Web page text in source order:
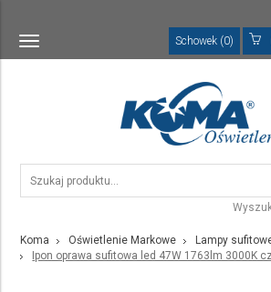
Toggle
navigation
Schowek (0)
Koma Oświetlenie Markowe Lampy
Ipon oprawa sufitowa led 47W 1763lm 3000K